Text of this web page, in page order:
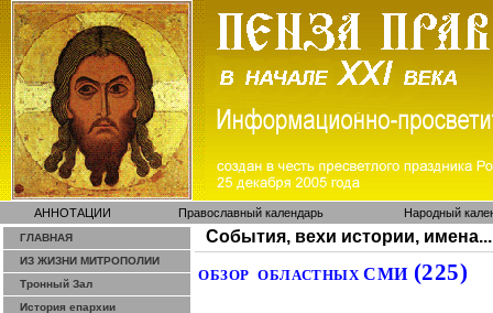
АННОТАЦИИ Православный календарь Народный
ГЛАВНАЯ
ИЗ ЖИЗНИ МИТРОПОЛИИ
Тронный Зал
История епархии
События, вехи истории, имена...
ОБЗОР ОБЛАСТНЫХСМИ (225)